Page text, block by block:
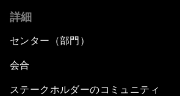
詳細
センター（部門）
会合
ステークホルダーのコミュニティ